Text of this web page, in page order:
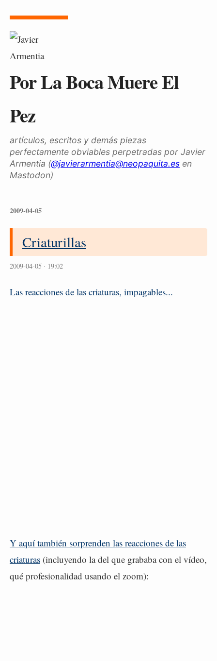
Por La Boca Muere El
Pez
artículos, escritos y demás piezas
perfectamente obviables perpetradas por Javier
Armentia (@javierarmentia@neopaquita.es en
Mastodon)
2009-04-05
Criaturillas
2009-04-05 · 19:02
Las reacciones de las criaturas, impagables...
Y aquí también sorprenden las reacciones de las
criaturas (incluyendo la del que grababa con el vídeo,
qué profesionalidad usando el zoom):